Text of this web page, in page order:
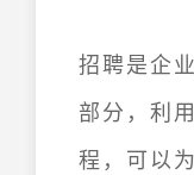
招聘是企
部分，利
程，可以